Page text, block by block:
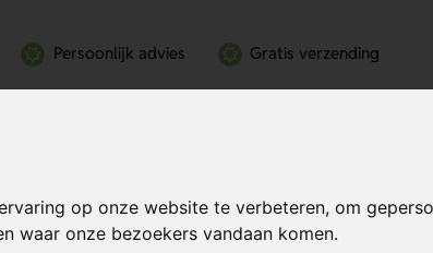
op onze website te verbeteren, om
waar onze bezoekers vandaan komen.
Persoonlijk advies Gratis verzending